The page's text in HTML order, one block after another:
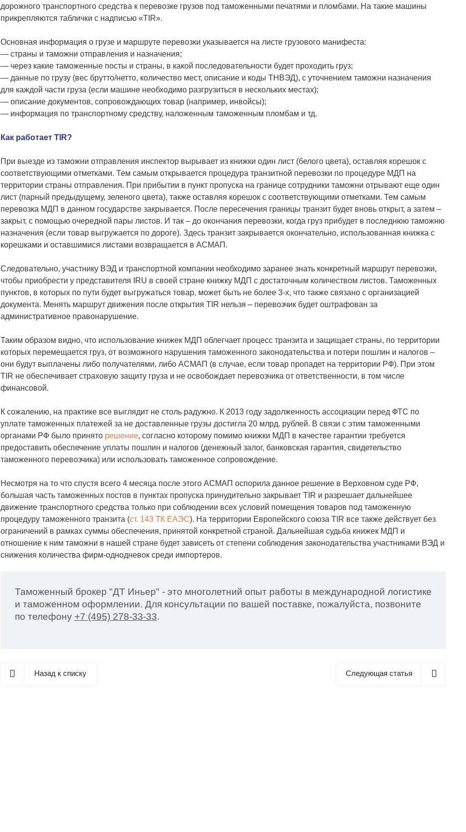
дорожного транспортного средства к перевозке грузов под таможенными печатями и пломбами. На такие машины
прикрепляются таблички с надписью «TIR».
Основная информация о грузе и маршруте перевозки указывается на листе грузового манифеста:
— страны и таможни отправления и назначения;
— через какие таможенные посты и страны, в какой последовательности будет проходить груз;
— данные по грузу (вес брутто/нетто, количество мест, описание и коды ТНВЭД), с уточнением таможни назначения
для каждой части груза (если машине необходимо разгрузиться в нескольких местах);
— описание документов, сопровождающих товар (например, инвойсы);
— информация по транспортному средству, наложенным таможенным пломбам и тд.
Как работает TIR?
При выезде из таможни отправления инспектор вырывает из книжки один лист (белого цвета), оставляя корешок с
соответствующими отметками. Тем самым открывается процедура транзитной перевозки по процедуре МДП на
территории страны отправления. При прибытии в пункт пропуска на границе сотрудники таможни отрывают еще один
лист (парный предыдущему, зеленого цвета), также оставляя корешок с соответствующими отметками. Тем самым
перевозка МДП в данном государстве закрывается. После пересечения границы транзит будет вновь открыт, а затем –
закрыт, с помощью очередной пары листов. И так – до окончания перевозки, когда груз прибудет в последнюю таможню
назначения (если товар выгружается по дороге). Здесь транзит закрывается окончательно, использованная книжка с
корешками и оставшимися листами возвращается в АСМАП.
Следовательно, участнику ВЭД и транспортной компании необходимо заранее знать конкретный маршрут перевозки,
чтобы приобрести у представителя IRU в своей стране книжку МДП с достаточным количеством листов. Таможенных
пунктов, в которых по пути будет выгружаться товар, может быть не более 3-х, что также связано с организацией
документа. Менять маршрут движения после открытия TIR нельзя – перевозчик будет оштрафован за
административное правонарушение.
Таким образом видно, что использование книжек МДП облегчает процесс транзита и защищает страны, по территории
которых перемещается груз, от возможного нарушения таможенного законодательства и потери пошлин и налогов –
они будут выплачены либо получателями, либо АСМАП (в случае, если товар пропадет на территории РФ). При этом
TIR не обеспечивает страховую защиту груза и не освобождает перевозчика от ответственности, в том числе
финансовой.
К сожалению, на практике все выглядит не столь радужно. К 2013 году задолженность ассоциации перед ФТС по
уплате таможенных платежей за не доставленные грузы достигла 20 млрд. рублей. В связи с этим таможенными
органами РФ было принято решение, согласно которому помимо книжки МДП в качестве гарантии требуется
предоставить обеспечение уплаты пошлин и налогов (денежный залог, банковская гарантия, свидетельство
таможенного перевозчика) или использовать таможенное сопровождение.
Несмотря на то что спустя всего 4 месяца после этого АСМАП оспорила данное решение в Верховном суде РФ,
большая часть таможенных постов в пунктах пропуска принудительно закрывает TIR и разрешает дальнейшее
движение транспортного средства только при соблюдении всех условий помещения товаров под таможенную
процедуру таможенного транзита (ст. 143 ТК ЕАЭС). На территории Европейского союза TIR все также действует без
ограничений в рамках суммы обеспечения, принятой конкретной страной. Дальнейшая судьба книжек МДП и
отношение к ним таможни в нашей стране будет зависеть от степени соблюдения законодательства участниками ВЭД и
снижения количества фирм-однодневок среди импортеров.
Таможенный брокер "ДТ Иньер" - это многолетний опыт работы в международной логистике
и таможенном оформлении. Для консультации по вашей поставке, пожалуйста, позвоните
по телефону +7 (495) 278-33-33.
Назад к списку Следующая статья